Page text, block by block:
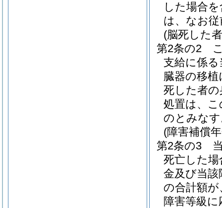
した場合
は、なお
(脳死した
第2条の2
支給に係
臓器の移
死した者
処置は、
のとみな
(障害補償
第2条の3
死亡した
金及び当該
の合計額が
障害等級